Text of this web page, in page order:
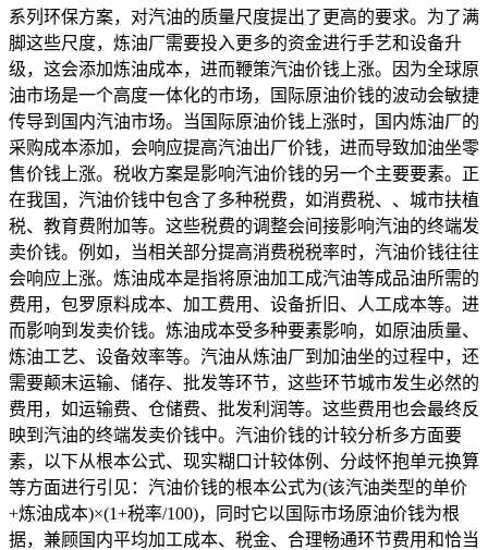
系列环保方案，对汽油的质量尺度提出了更高的要求。为了满
脚这些尺度，炼油厂需要投入更多的资金进行手艺和设备升
级，这会添加炼油成本，进而鞭策汽油价钱上涨。因为全球原
油市场是一个高度一体化的市场，国际原油价钱的波动会敏捷
传导到国内汽油市场。当国际原油价钱上涨时，国内炼油厂的
采购成本添加，会响应提高汽油出厂价钱，进而导致加油坐零
售价钱上涨。税收方案是影响汽油价钱的另一个主要要素。正
在我国，汽油价钱中包含了多种税费，如消费税、、城市扶植
税、教育费附加等。这些税费的调整会间接影响汽油的终端发
卖价钱。例如，当相关部分提高消费税税率时，汽油价钱往往
会响应上涨。炼油成本是指将原油加工成汽油等成品油所需的
费用，包罗原料成本、加工费用、设备折旧、人工成本等。进
而影响到发卖价钱。炼油成本受多种要素影响，如原油质量、
炼油工艺、设备效率等。汽油从炼油厂到加油坐的过程中，还
需要颠末运输、储存、批发等环节，这些环节城市发生必然的
费用，如运输费、仓储费、批发利润等。这些费用也会最终反
映到汽油的终端发卖价钱中。汽油价钱的计较分析多方面要
素，以下从根本公式、现实糊口计较体例、分歧怀抱单元换算
等方面进行引见：汽油价钱的根本公式为(该汽油类型的单价
+炼油成本)×(1+税率/100)，同时它以国际市场原油价钱为根
据，兼顾国内平均加工成本、税金、合理畅通环节费用和恰当